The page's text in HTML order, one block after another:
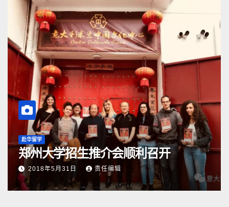
赴华留学
郑州大学招生推介会顺利召开
2018年5月31日 责任编辑